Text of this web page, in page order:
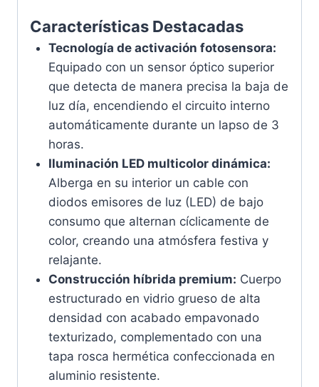
Características Destacadas
Tecnología de activación fotosensora:
Equipado con un sensor óptico superior
que detecta de manera precisa la baja de
luz día, encendiendo el circuito interno
automáticamente durante un lapso de 3
horas.
Iluminación LED multicolor dinámica:
Alberga en su interior un cable con
diodos emisores de luz (LED) de bajo
consumo que alternan cíclicamente de
color, creando una atmósfera festiva y
relajante.
Construcción híbrida premium: Cuerpo
estructurado en vidrio grueso de alta
densidad con acabado empavonado
texturizado, complementado con una
tapa rosca hermética confeccionada en
aluminio resistente.